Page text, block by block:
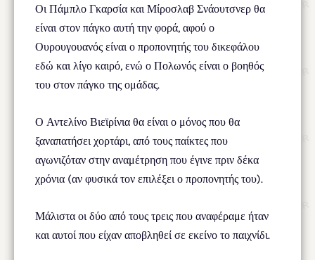
Οι Πάμπλο Γκαρσία και Μίροσλαβ Σνάουτσνερ θα
είναι στον πάγκο αυτή την φορά, αφού ο
Ουρουγουανός είναι ο προπονητής του δικεφάλου
εδώ και λίγο καιρό, ενώ ο Πολωνός είναι ο βοηθός
του στον πάγκο της ομάδας.
Ο Αντελίνο Βιεϊρίνια θα είναι ο μόνος που θα
ξαναπατήσει χορτάρι, από τους παίκτες που
αγωνιζόταν στην αναμέτρηση που έγινε πριν δέκα
χρόνια (αν φυσικά τον επιλέξει ο προπονητής του).
Μάλιστα οι δύο από τους τρεις που αναφέραμε ήταν
και αυτοί που είχαν αποβληθεί σε εκείνο το παιχνίδι.